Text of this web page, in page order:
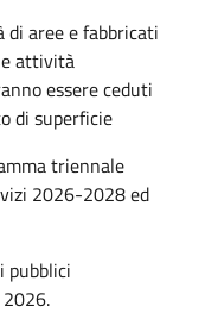
aree e fabbricati
attività
essere ceduti
di superficie
triennale
2026-2028 ed
pubblici